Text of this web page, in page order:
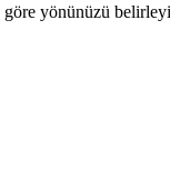
göre yönünüzü